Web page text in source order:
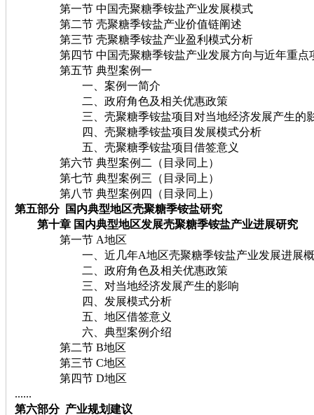
第一节 中国壳聚糖季铵盐产业发展模式
第二节 壳聚糖季铵盐产业价值链阐述
第三节 壳聚糖季铵盐产业盈利模式分析
第四节 中国壳聚糖季铵盐产业发展方向与近年重点
第五节 典型案例一
一、案例一简介
二、政府角色及相关优惠政策
三、壳聚糖季铵盐项目对当地经济发展产生的
四、壳聚糖季铵盐项目发展模式分析
五、壳聚糖季铵盐项目借签意义
第六节 典型案例二（目录同上）
第七节 典型案例三（目录同上）
第八节 典型案例四（目录同上）
第五部分 国内典型地区壳聚糖季铵盐研究
第十章 国内典型地区发展壳聚糖季铵盐产业进展研究
第一节 A地区
一、近几年A地区壳聚糖季铵盐产业发展进展概
二、政府角色及相关优惠政策
三、对当地经济发展产生的影响
四、发展模式分析
五、地区借签意义
六、典型案例介绍
第二节 B地区
第三节 C地区
第四节 D地区
......
第六部分 产业规划建议